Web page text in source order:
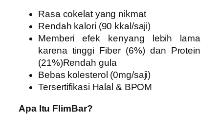
Rasa cokelat yang nikmat
Rendah kalori (90 kkal/saji)
Memberi efek kenyang lebih lama
karena tinggi Fiber (6%) dan Protein
(21%)Rendah gula
Bebas kolesterol (0mg/saji)
Tersertifikasi Halal & BPOM
Apa Itu FlimBar?